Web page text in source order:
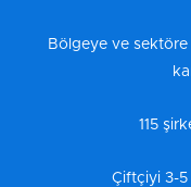
Bölgeye ve sektöre
115
Çiftçiyi 3-